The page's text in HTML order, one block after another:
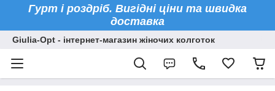
Гурт і роздріб. Вигідні ціни та швидка
доставка
Giulia-Opt - інтернет-магазин жіночих колготок